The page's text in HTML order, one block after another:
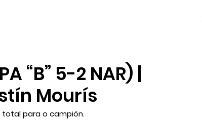
“B” 5-2 NAR) |
Mourís
total para o campión.